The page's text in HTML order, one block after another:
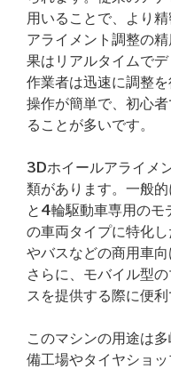
用いることで、より
アライメント調整の
果はリアルタイムでデ
作業者は迅速に調整を
操作が簡単で、初心
ることが多いです。
3Dホイールアライメ
類があります。一般
と4輪駆動車専用のモ
の車両タイプに特化
やバスなどの商用車向
さらに、モバイル型
スを提供する際に便利
このマシンの用途は
備工場やタイヤショ